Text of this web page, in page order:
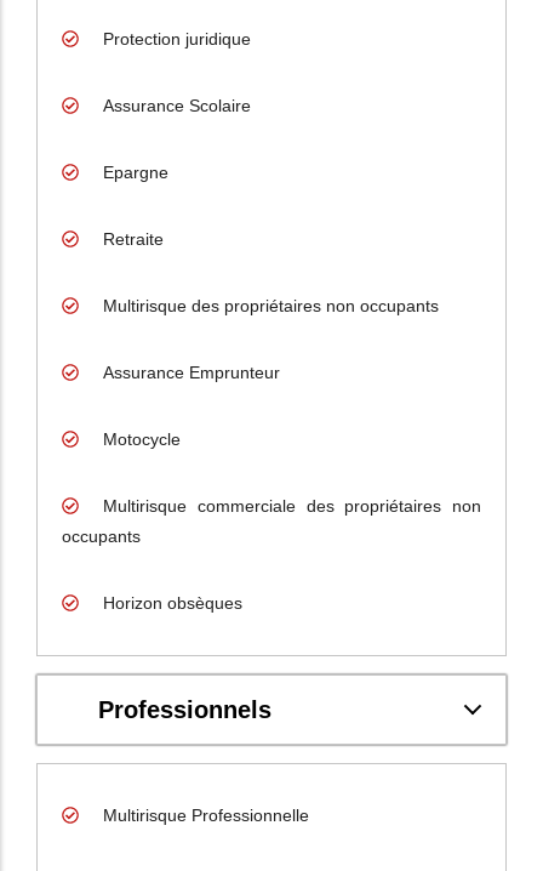
Protection juridique
Assurance Scolaire
Epargne
Retraite
Multirisque des propriétaires non occupants
Assurance Emprunteur
Motocycle
Multirisque commerciale des propriétaires non
occupants
Horizon obsèques
Professionnels
Multirisque Professionnelle